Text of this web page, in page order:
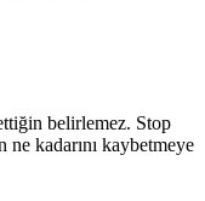
belirlemez. Stop
ne kadarını kaybetmeye